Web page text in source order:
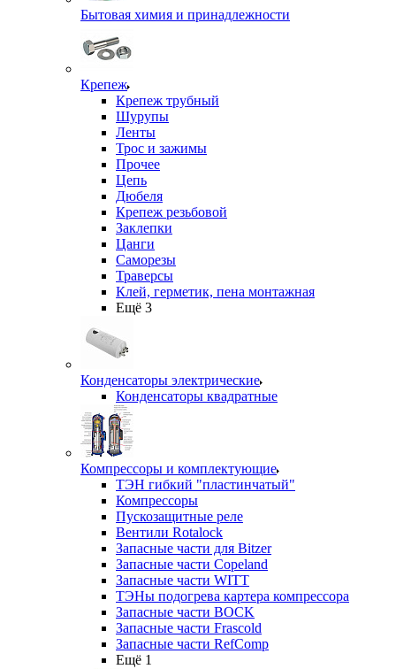
Бытовая химия и принадлежности
Крепеж
Крепеж трубный
Шурупы
Ленты
Трос и зажимы
Прочее
Цепь
Дюбеля
Крепеж резьбовой
Заклепки
Цанги
Саморезы
Траверсы
Клей, герметик, пена монтажная
Ещё 3
Конденсаторы электрические
Конденсаторы квадратные
Компрессоры и комплектующие
ТЭН гибкий "пластинчатый"
Компрессоры
Пускозащитные реле
Вентили Rotalock
Запасные части для Bitzer
Запасные части Copeland
Запасные части WITT
ТЭНы подогрева картера компрессора
Запасные части BOCK
Запасные части Frascold
Запасные части RefComp
Ещё 1